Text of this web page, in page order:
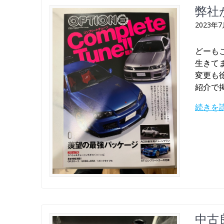
弊社
2023年
どーも
生きて
変更も
紹介で
続きを
中古